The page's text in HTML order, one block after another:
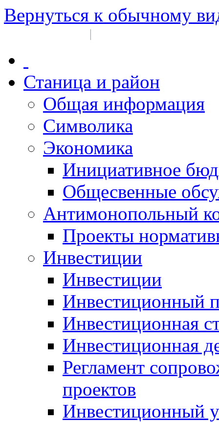
Вернуться к обычному
|
Станица и район
Общая информация
Символика
Экономика
Инициативное
Общесвенные
Антимонопольный
Проекты
Инвестиции
Инвестиции
Инвестиционный
Инвестиционная
Инвестиционная
Регламент
проектов
Инвестиционный